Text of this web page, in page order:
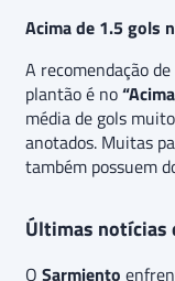
Acima de 1.5 gols
A recomendação
plantão é no
média de gols
anotados. Muitas
também possuem
Últimas notícias
O Sarmiento